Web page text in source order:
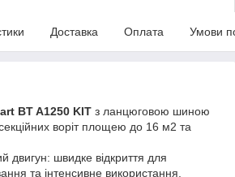
Доставка Оплата Умови
BT A1250 KIT з ланцюговою шиною
воріт площею до 16 м2 та
двигун: швидке відкриття для
та інтенсивне використання.